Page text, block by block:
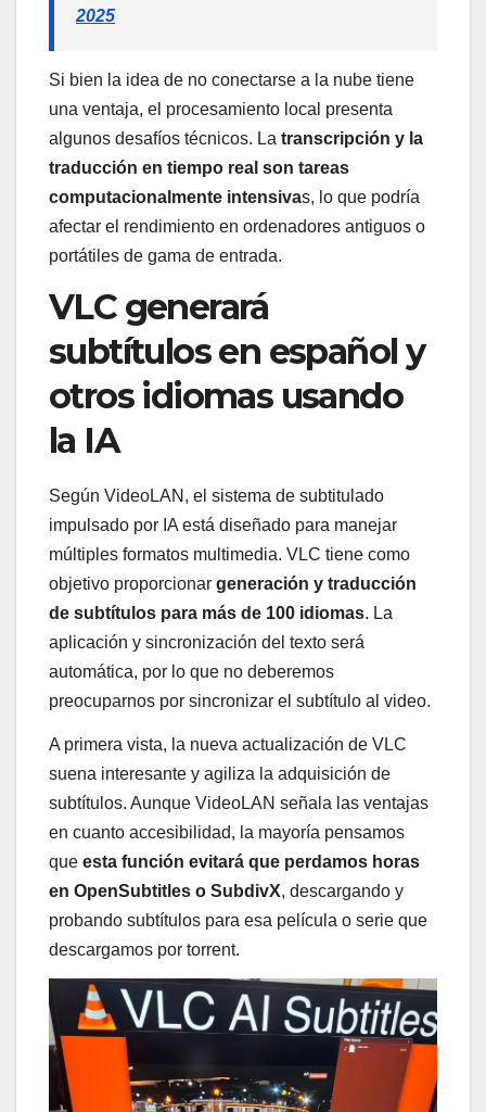
2025
Si bien la idea de no conectarse a la nube tiene
una ventaja, el procesamiento local presenta
algunos desafíos técnicos. La transcripción y la
traducción en tiempo real son tareas
computacionalmente intensivas, lo que podría
afectar el rendimiento en ordenadores antiguos o
portátiles de gama de entrada.
VLC generará
subtítulos en español y
otros idiomas usando
la IA
Según VideoLAN, el sistema de subtitulado
impulsado por IA está diseñado para manejar
múltiples formatos multimedia. VLC tiene como
objetivo proporcionar generación y traducción
de subtítulos para más de 100 idiomas. La
aplicación y sincronización del texto será
automática, por lo que no deberemos
preocuparnos por sincronizar el subtítulo al video.
A primera vista, la nueva actualización de VLC
suena interesante y agiliza la adquisición de
subtítulos. Aunque VideoLAN señala las ventajas
en cuanto accesibilidad, la mayoría pensamos
que esta función evitará que perdamos horas
en OpenSubtitles o SubdivX, descargando y
probando subtítulos para esa película o serie que
descargamos por torrent.